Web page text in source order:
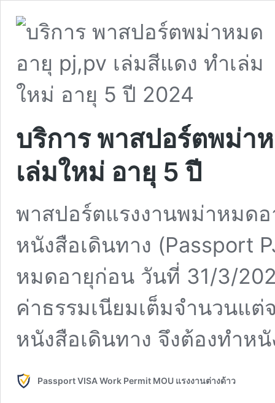
บริการ พาสปอร์ตพม่า
เล่มใหม่ อายุ 5 ปี
พาสปอร์ตแรงงานพม่าหมด
หนังสือเดินทาง (Passport
หมดอายุก่อน วันที่ 31/3/
ค่าธรรมเนียมเต็มจำนวนแต่
หนังสือเดินทาง จึงต้องทำห
Passport VISA Work Permit MOU แรงงานต่างด้าว